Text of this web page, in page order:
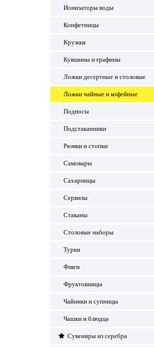
Ионизаторы воды
Конфетницы
Кружки
Кувшины и графины
Ложки десертные и столовые
Ложки чайные и кофейные
Подносы
Подстаканники
Рюмки и стопки
Самовары
Сахарницы
Сервизы
Стаканы
Столовые наборы
Турки
Фляги
Фруктовницы
Чайники и супницы
Чашки и блюдца
Сувениры из серебра